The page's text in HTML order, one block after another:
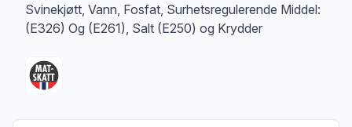
Svinekjøtt, Vann, Fosfat, Surhetsregulerende Middel:
(E326) Og (E261), Salt (E250) og Krydder